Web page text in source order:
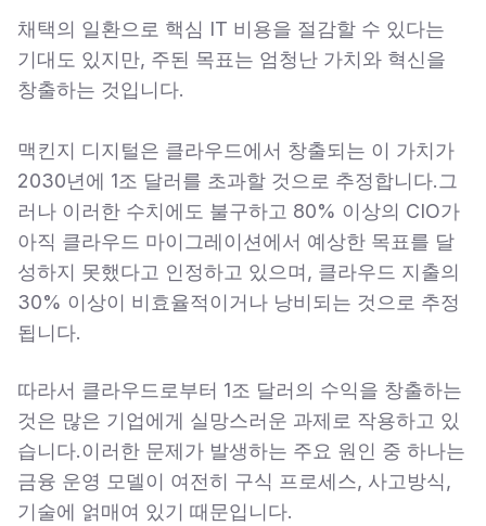
채택의 일환으로 핵심 IT 비용을 절감할 수 있다는
기대도 있지만, 주된 목표는 엄청난 가치와 혁신을
창출하는 것입니다.
맥킨지 디지털은 클라우드에서 창출되는 이 가치가
2030년에 1조 달러를 초과할 것으로 추정합니다.그
러나 이러한 수치에도 불구하고 80% 이상의 CIO가
아직 클라우드 마이그레이션에서 예상한 목표를 달
성하지 못했다고 인정하고 있으며, 클라우드 지출의
30% 이상이 비효율적이거나 낭비되는 것으로 추정
됩니다.
따라서 클라우드로부터 1조 달러의 수익을 창출하는
것은 많은 기업에게 실망스러운 과제로 작용하고 있
습니다.이러한 문제가 발생하는 주요 원인 중 하나는
금융 운영 모델이 여전히 구식 프로세스, 사고방식,
기술에 얽매여 있기 때문입니다.